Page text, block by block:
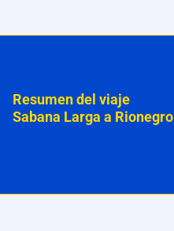
Resumen del viaje
Sabana Larga a Rionegro